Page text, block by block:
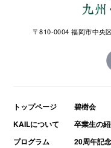
〒810-0004 福岡市中央
トップページ 碧樹会
KAILについて
卒業生の
プログラム
20周年記念